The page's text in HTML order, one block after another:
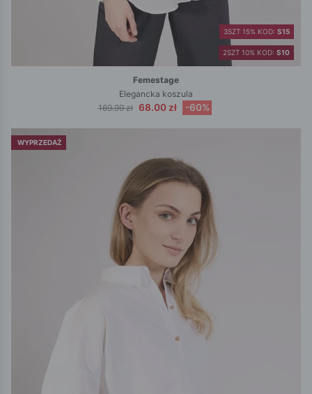
2SZT 10% KOD: S10
3SZT 15% KOD: S15
Femestage
Elegancka koszula
169.99 zł 68.00 zł -60%
WYPRZEDAŻ